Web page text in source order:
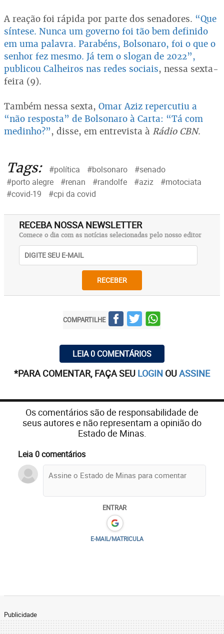
A reação foi rápida por parte dos senadores. “Que
síntese. Nunca um governo foi tão bem definido
em uma palavra. Parabéns, Bolsonaro, foi o que o
senhor fez mesmo. Já tem o slogan de 2022”,
publicou Calheiros nas redes sociais, nessa sexta-
feira (9).
Também nessa sexta, Omar Aziz repercutiu a
“não resposta” de Bolsonaro à Carta: “Tá com
medinho?”, disse, em entrevista à Rádio CBN.
Tags: #política #bolsonaro
#senado
#porto alegre
#renan #randolfe #aziz
#motociata
#covid-19
#cpi da covid
RECEBA NOSSA NEWSLETTER
Comece o dia com as notícias selecionadas pelo nosso editor
RECEBER
COMPARTILHE
LEIA 0 COMENTÁRIOS
*PARA COMENTAR, FAÇA SEU LOGIN OUASSINE
Os comentários são de responsabilidade de
seus autores e não representam a opinião do
Estado de Minas.
Leia 0 comentários
ENTRAR
E-MAIL/MATRICULA
Publicidade